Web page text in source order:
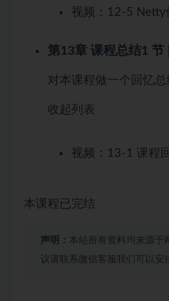
视频： 12-5 Netty
第13章 课程总结1 节
对本课程做一个回忆总
收起列表
视频： 13-1 课程
本课程已完结
声明： 本站所有资料均来源于
议请联系微信客服我们可以安